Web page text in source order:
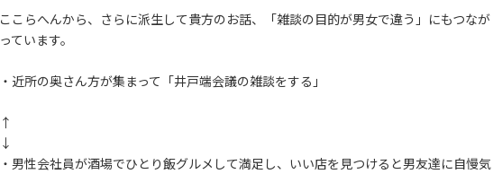
ここらへんから、さらに派生して貴方のお話、「雑談の目的が男女で違う」にもつなが
っています。
・近所の奥さん方が集まって「井戸端会議の雑談をする」
↑
↓
・男性会社員が酒場でひとり飯グルメして満足し、いい店を見つけると男友達に自慢気